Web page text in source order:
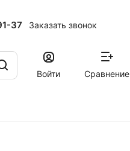
37 Заказать звонок
Войти
Сравнение